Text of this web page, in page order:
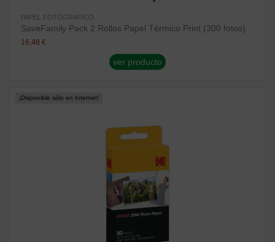
PAPEL FOTOGRAFICO
SaveFamily Pack 2 Rollos Papel Térmico Print (300 fotos)
16,48 €
ver producto
¡Disponible sólo en Internet!